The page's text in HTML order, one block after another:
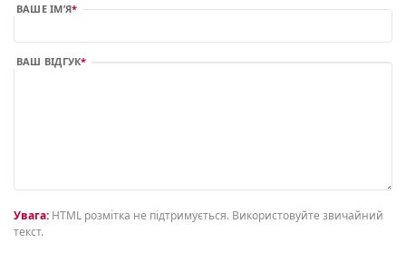
ВАШЕ ІМ’Я
ВАШ ВІДГУК
Увага: HTML розмітка не підтримується. Використовуйте звичайний
текст.